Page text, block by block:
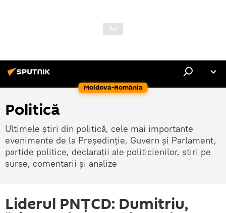
Moldova-România
Politică
Ultimele știri din politică, cele mai importante
evenimente de la Președinție, Guvern și Parlament,
partide politice, declarații ale politicienilor, știri pe
surse, comentarii și analize
Liderul PNȚCD: Dumitriu,